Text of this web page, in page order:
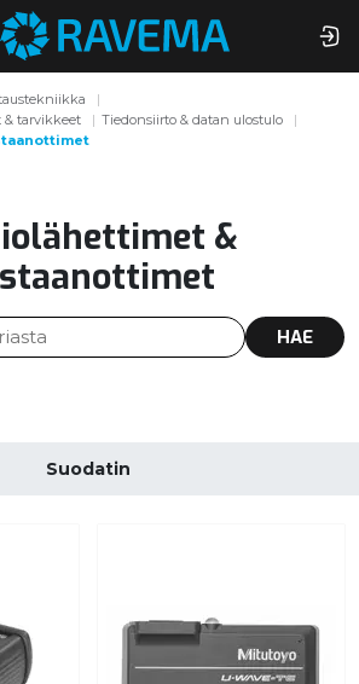
& tarvikkeet
Tiedonsiirto & datan ulostulo
&
HAE
Suodatin